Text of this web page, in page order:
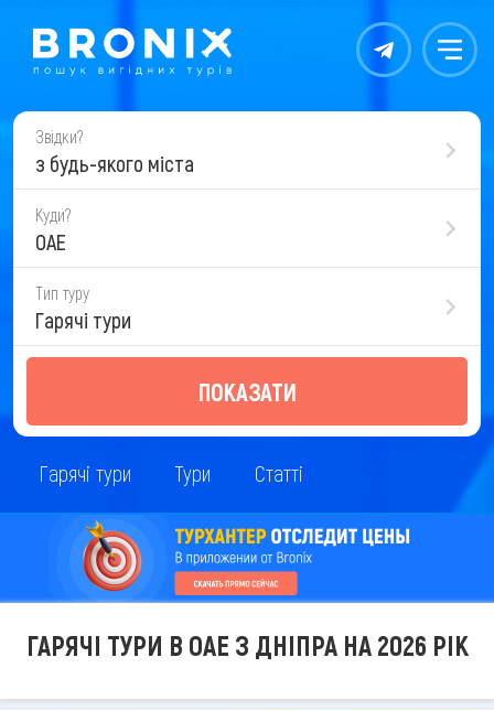
Контакты Меню
Звідки?
з будь-якого міста
Куди?
ОАЕ
Тип туру
Гарячі тури
ПОКАЗАТИ
Гарячі тури Тури Статті
ГАРЯЧІ ТУРИ В ОАЕ З ДНІПРА НА 2026 РІК